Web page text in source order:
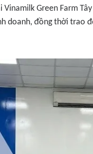
Vinamilk Green Farm
doanh, đồng thời trao